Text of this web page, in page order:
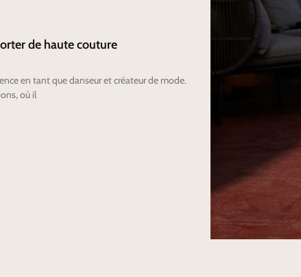
de haute couture
en tant que danseur et créateur de mode.
où il